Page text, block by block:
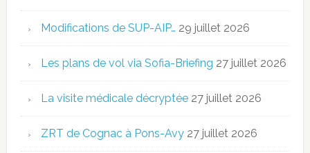
Modifications de SUP-AIP… 29 juillet 2026
Les plans de vol via Sofia-Briefing 27 juillet 2026
La visite médicale décryptée 27 juillet 2026
ZRT de Cognac à Pons-Avy 27 juillet 2026